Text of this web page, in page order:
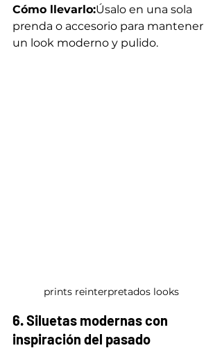
Cómo llevarlo:Úsalo en una sola
prenda o accesorio para mantener
un look moderno y pulido.
prints reinterpretados looks
6. Siluetas modernas con
inspiración del pasado